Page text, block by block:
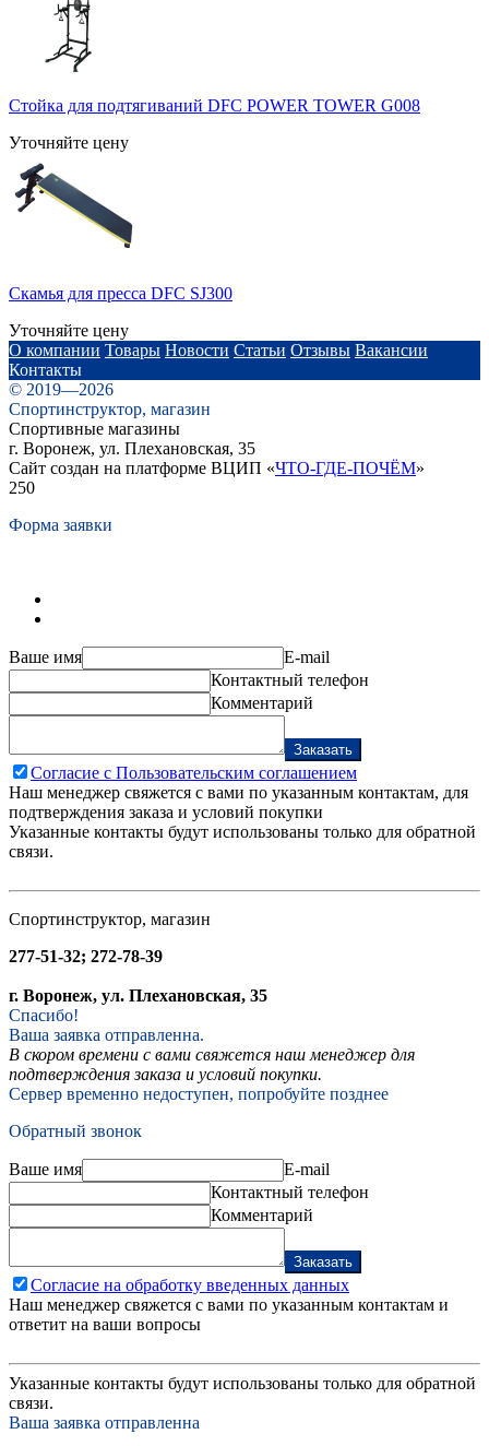
Стойка для подтягиваний DFC POWER TOWER G008
Уточняйте цену
Скамья для пресса DFC SJ300
Уточняйте цену
О компании Товары Новости Статьи Отзывы Вакансии
Контакты
© 2019—2026
Спортинструктор, магазин
Спортивные магазины
г. Воронеж, ул. Плехановская, 35
Сайт создан на платформе ВЦИП «ЧТО-ГДЕ-ПОЧЁМ»
250
Форма заявки
Ваше имя
E-mail
Контактный телефон
Комментарий
Заказать
Согласие с Пользовательским соглашением
Наш менеджер свяжется с вами по указанным контактам, для
подтверждения заказа и условий покупки
Указанные контакты будут использованы только для обратной
связи.
Спортинструктор, магазин
277-51-32; 272-78-39
г. Воронеж, ул. Плехановская, 35
Спасибо!
Ваша заявка отправленна.
В скором времени с вами свяжется наш менеджер для
подтверждения заказа и условий покупки.
Сервер временно недоступен, попробуйте позднее
Обратный звонок
Ваше имя
E-mail
Контактный телефон
Комментарий
Заказать
Согласие на обработку введенных данных
Наш менеджер свяжется с вами по указанным контактам и
ответит на ваши вопросы
Указанные контакты будут использованы только для обратной
связи.
Ваша заявка отправленна